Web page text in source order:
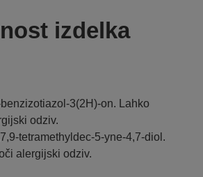
izdelka
3(2H)-on. Lahko
odziv.
tetramethyldec-5-yne-4,7-diol.
alergijski odziv.